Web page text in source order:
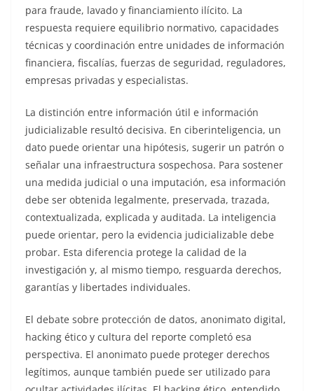
para fraude, lavado y financiamiento ilícito. La
respuesta requiere equilibrio normativo, capacidades
técnicas y coordinación entre unidades de información
financiera, fiscalías, fuerzas de seguridad, reguladores,
empresas privadas y especialistas.
La distinción entre información útil e información
judicializable resultó decisiva. En ciberinteligencia, un
dato puede orientar una hipótesis, sugerir un patrón o
señalar una infraestructura sospechosa. Para sostener
una medida judicial o una imputación, esa información
debe ser obtenida legalmente, preservada, trazada,
contextualizada, explicada y auditada. La inteligencia
puede orientar, pero la evidencia judicializable debe
probar. Esta diferencia protege la calidad de la
investigación y, al mismo tiempo, resguarda derechos,
garantías y libertades individuales.
El debate sobre protección de datos, anonimato digital,
hacking ético y cultura del reporte completó esa
perspectiva. El anonimato puede proteger derechos
legítimos, aunque también puede ser utilizado para